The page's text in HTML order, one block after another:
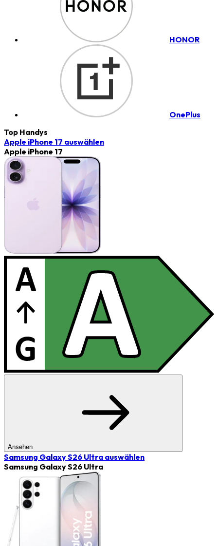
HONOR
OnePlus
Top Handys
Apple iPhone 17 auswählen
Apple iPhone 17
Ansehen
Samsung Galaxy S26 Ultra auswählen
Samsung Galaxy S26 Ultra